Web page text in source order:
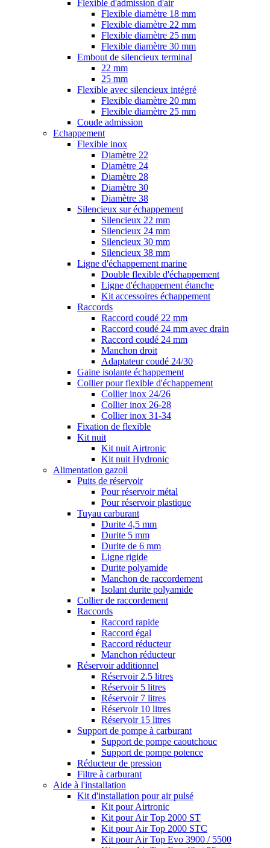
Flexible d'admission d'air
Flexible diamètre 18 mm
Flexible diamètre 22 mm
Flexible diamètre 25 mm
Flexible diamètre 30 mm
Embout de silencieux terminal
22 mm
25 mm
Flexible avec silencieux intégré
Flexible diamètre 20 mm
Flexible diamètre 25 mm
Coude admission
Echappement
Flexible inox
Diamètre 22
Diamètre 24
Diamètre 28
Diamètre 30
Diamètre 38
Silencieux sur échappement
Silencieux 22 mm
Silencieux 24 mm
Silencieux 30 mm
Silencieux 38 mm
Ligne d'échappement marine
Double flexible d'échappement
Ligne d'échappement étanche
Kit accessoires échappement
Raccords
Raccord coudé 22 mm
Raccord coudé 24 mm avec drain
Raccord coudé 24 mm
Manchon droit
Adaptateur coudé 24/30
Gaine isolante échappement
Collier pour flexible d'échappement
Collier inox 24/26
Collier inox 26-28
Collier inox 31-34
Fixation de flexible
Kit nuit
Kit nuit Airtronic
Kit nuit Hydronic
Alimentation gazoil
Puits de réservoir
Pour réservoir métal
Pour réservoir plastique
Tuyau carburant
Durite 4,5 mm
Durite 5 mm
Durite de 6 mm
Ligne rigide
Durite polyamide
Manchon de raccordement
Isolant durite polyamide
Collier de raccordement
Raccords
Raccord rapide
Raccord égal
Raccord réducteur
Manchon réducteur
Réservoir additionnel
Réservoir 2.5 litres
Réservoir 5 litres
Réservoir 7 litres
Réservoir 10 litres
Réservoir 15 litres
Support de pompe à carburant
Support de pompe caoutchouc
Support de pompe potence
Réducteur de pression
Filtre à carburant
Aide à l'installation
Kit d'installation pour air pulsé
Kit pour Airtronic
Kit pour Air Top 2000 ST
Kit pour Air Top 2000 STC
Kit pour Air Top Evo 3900 / 5500